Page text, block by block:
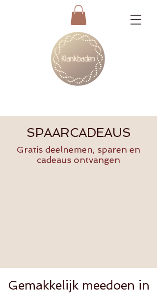
SPAARCADEAUS
Gratis deelnemen, sparen en
cadeaus ontvangen
Gemakkelijk meedoen in